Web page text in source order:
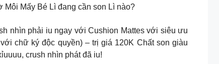
Môi Mấy Bé Lì đang cần son Lì nào?
nhìn phải iu ngay với Cushion Mattes với siêu ưu
chữ ký độc quyền) – trị giá 120K Chất son giàu
crush nhìn phát đã iu!